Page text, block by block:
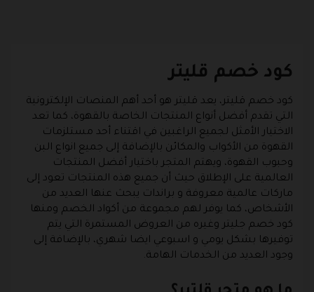
كود خصم قليتر
كود خصم قليتر، يعد قليتر هو أحد أهم المنصات الإلكترونية
التي تقدم أفضل أنواع المنتجات الخاصة بالقهوة، كما تعد
الاختيار الأمثل لجميع الراغبين في اقتناء أحد مستلزمات
القهوة من الأكواب والمكائن بالإضافة إلى جميع انواع البن
وحبوب القهوة، ويهتم المتجر باختيار أفضل المنتجات
العالمية على الإطلاق حيث أن جميع هذه المنتجات تعود إلى
ماركات عالمية معروفة و براندات يبحث عنها العديد من
الأشخاص، كما يوفر لهم مجموعة من أكواد الخصم ومنها
كود خصم جليتر وغيره من العروض المستمرة التي يتم
توفيرها بشكل يومي و اسبوعي ايضا شهري، بالإضافة إلى
وجود العديد من الخدمات الهامة.